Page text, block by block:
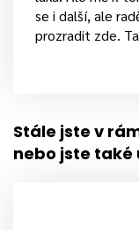
se i další, ale
prozradit zde.
Stále jste v
nebo jste také